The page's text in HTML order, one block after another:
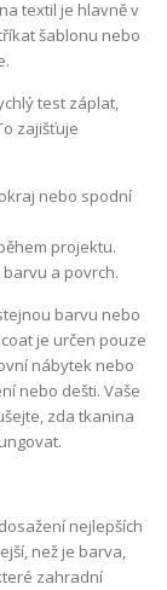
textil je hlavně v
šablonu nebo
test záplat,
zajišťuje
nebo spodní
projektu.
a povrch.
barvu nebo
je určen pouze
nábytek nebo
nebo dešti. Vaše
zda tkanina
nejlepších
než je barva,
zahradní